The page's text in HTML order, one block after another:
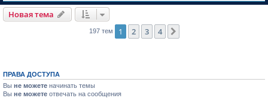
Новая тема
197 тем 1 2 3 4
ПРАВА ДОСТУПА
Вы не можете начинать темы
Вы не можете отвечать на сообщения